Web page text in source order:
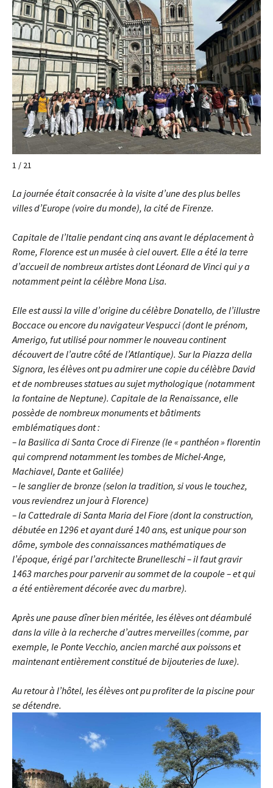
1 / 21
La journée était consacrée à la visite d’une des plus belles
villes d’Europe (voire du monde), la cité de Firenze.
Capitale de l’Italie pendant cinq ans avant le déplacement à
Rome, Florence est un musée à ciel ouvert. Elle a été la terre
d’accueil de nombreux artistes dont Léonard de Vinci qui y a
notamment peint la célèbre Mona Lisa.
Elle est aussi la ville d’origine du célèbre Donatello, de l’illustre
Boccace ou encore du navigateur Vespucci (dont le prénom,
Amerigo, fut utilisé pour nommer le nouveau continent
découvert de l’autre côté de l’Atlantique). Sur la Piazza della
Signora, les élèves ont pu admirer une copie du célèbre David
et de nombreuses statues au sujet mythologique (notamment
la fontaine de Neptune). Capitale de la Renaissance, elle
possède de nombreux monuments et bâtiments
emblématiques dont :
– la Basilica di Santa Croce di Firenze (le « panthéon » florentin
qui comprend notamment les tombes de Michel-Ange,
Machiavel, Dante et Galilée)
– le sanglier de bronze (selon la tradition, si vous le touchez,
vous reviendrez un jour à Florence)
– la Cattedrale di Santa Maria del Fiore (dont la construction,
débutée en 1296 et ayant duré 140 ans, est unique pour son
dôme, symbole des connaissances mathématiques de
l’époque, érigé par l’architecte Brunelleschi – il faut gravir
1463 marches pour parvenir au sommet de la coupole – et qui
a été entièrement décorée avec du marbre).
Après une pause dîner bien méritée, les élèves ont déambulé
dans la ville à la recherche d’autres merveilles (comme, par
exemple, le Ponte Vecchio, ancien marché aux poissons et
maintenant entièrement constitué de bijouteries de luxe).
Au retour à l’hôtel, les élèves ont pu profiter de la piscine pour
se détendre.